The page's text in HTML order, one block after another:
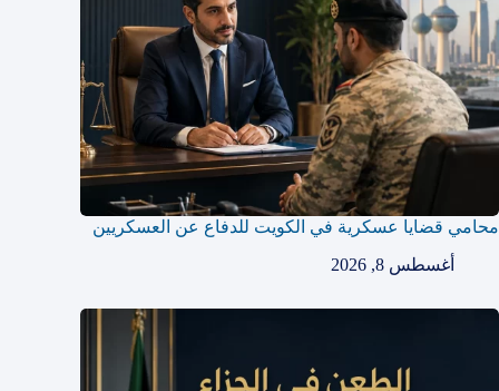
محامي قضايا عسكرية في الكويت للدفاع عن العسكريين
أغسطس 8, 2026